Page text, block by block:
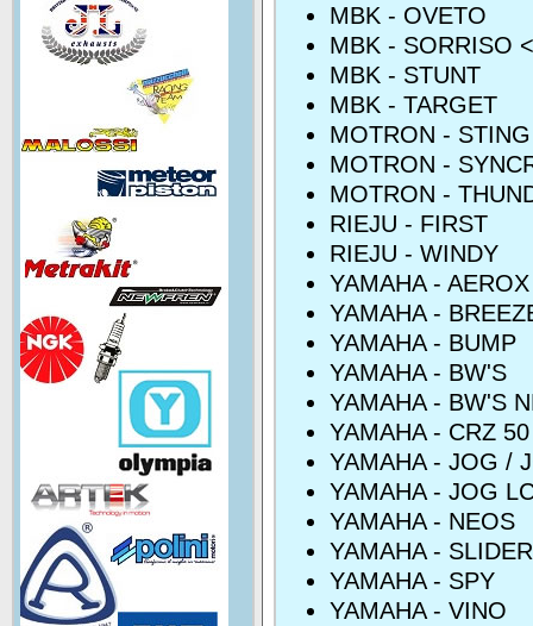
MBK - OVETO
MBK - SORRISO
MBK - STUNT
MBK - TARGET
MOTRON - STING
MOTRON -
MOTRON -
RIEJU - FIRST
RIEJU - WINDY
YAMAHA - AEROX
YAMAHA -
YAMAHA - BUMP
YAMAHA - BW'S
YAMAHA - BW'S
YAMAHA - CRZ 50
YAMAHA - JOG /
YAMAHA - JOG
YAMAHA - NEOS
YAMAHA - SLIDER
YAMAHA - SPY
YAMAHA - VINO